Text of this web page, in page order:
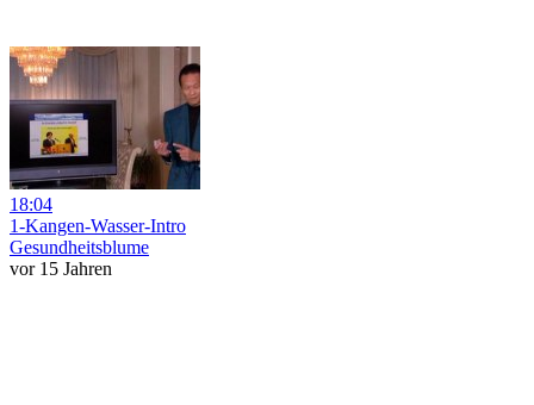
18:04
1-Kangen-Wasser-Intro
Gesundheitsblume
vor 15 Jahren